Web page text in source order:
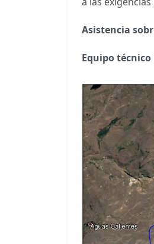
Asistencia
Equipo